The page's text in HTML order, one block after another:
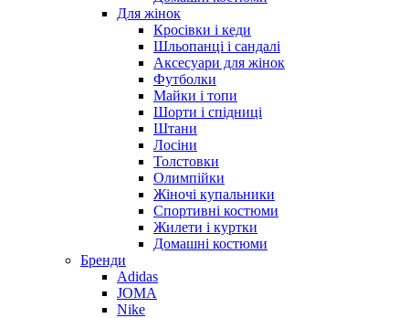
Для жінок
Кросівки і кеди
Шльопанці і сандалі
Аксесуари для жінок
Футболки
Майки і топи
Шорти і спідниці
Штани
Лосіни
Толстовки
Олимпійки
Жіночі купальники
Спортивні костюми
Жилети і куртки
Домашні костюми
Бренди
Adidas
JOMA
Nike